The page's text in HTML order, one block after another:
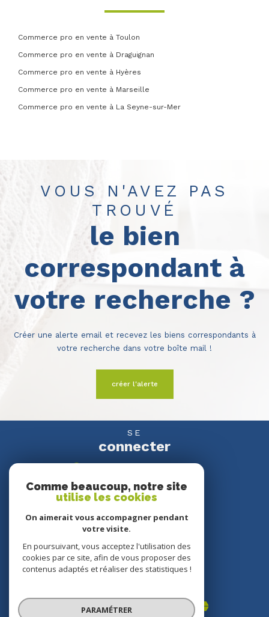
Commerce pro en vente à Toulon
Commerce pro en vente à Draguignan
Commerce pro en vente à Hyères
Commerce pro en vente à Marseille
Commerce pro en vente à La Seyne-sur-Mer
VOUS N'AVEZ PAS
TROUVÉ
le bien
correspondant à
votre recherche ?
Créer une alerte email et recevez les biens correspondants à
votre recherche dans votre boîte mail !
créer l'alerte
SE
connecter
espace propriétaire
NOUS
NOUS
adhérons
Comme beaucoup, notre site
utilise les cookies
On aimerait vous accompagner pendant
votre visite.
En poursuivant, vous acceptez l'utilisation des
cookies par ce site, afin de vous proposer des
contenus adaptés et réaliser des statistiques !
PARAMÉTRER